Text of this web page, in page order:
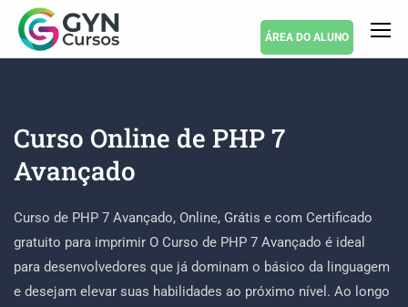
ÁREA DO ALUNO
Curso Online de PHP 7
Avançado
Curso de PHP 7 Avançado, Online, Grátis e com Certificado
gratuito para imprimir O Curso de PHP 7 Avançado é ideal
para desenvolvedores que já dominam o básico da linguagem
e desejam elevar suas habilidades ao próximo nível. Ao longo